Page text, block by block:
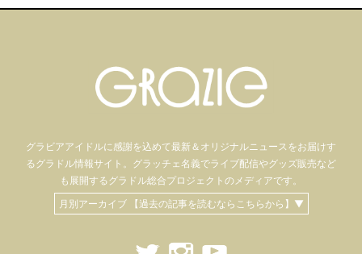
グラビアアイドルに感謝を込めて最新＆オリジナルニュースをお届けす
るグラドル情報サイト。 グラッチェ名義でライブ配信やグッズ販売など
も 展開するグラドル総合プロジェクトのメディアです。
月別アーカイブ 【過去の記事を読むならこちらから】▼